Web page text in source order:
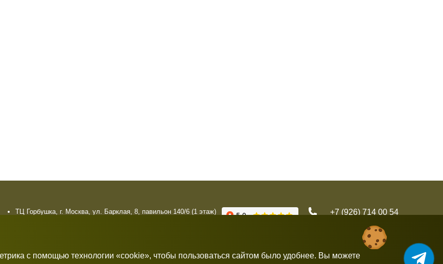
ТЦ Горбушка, г. Москва, ул. Барклая, 8, павильон 140/6 (1 этаж)
+7 (926) 714 00 54
с помощью технологии «cookie», чтобы пользоваться сайтом было удобнее. Вы можете